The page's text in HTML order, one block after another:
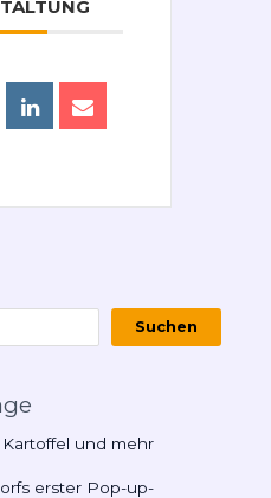
Suchen
und mehr
erster Pop-up-